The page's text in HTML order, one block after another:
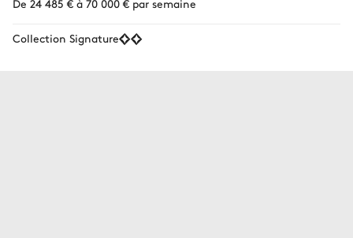
Collection Signature